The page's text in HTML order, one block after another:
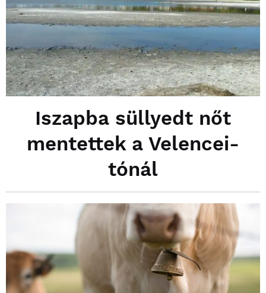
Iszapba süllyedt nőt
mentettek a Velencei-
tónál